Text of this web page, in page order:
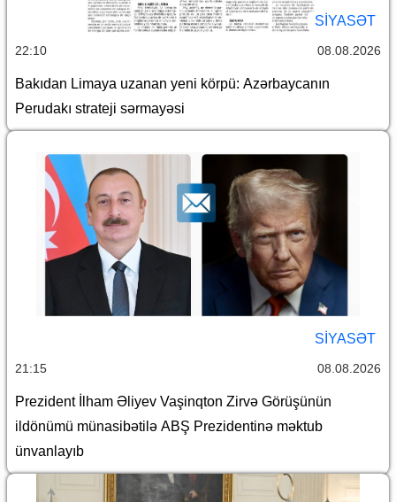
SİYASƏT
22:10 08.08.2026
Bakıdan Limaya uzanan yeni körpü: Azərbaycanın
Perudakı strateji sərmayəsi
SİYASƏT
21:15 08.08.2026
Prezident İlham Əliyev Vaşinqton Zirvə Görüşünün
ildönümü münasibətilə ABŞ Prezidentinə məktub
ünvanlayıb